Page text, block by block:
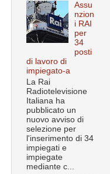
Assu
nzion
i RAI
per
34
posti
di lavoro di
impiegato-a
La Rai
Radiotelevisione
Italiana ha
pubblicato un
nuovo avviso di
selezione per
l'inserimento di 34
impiegati e
impiegate
mediante c...